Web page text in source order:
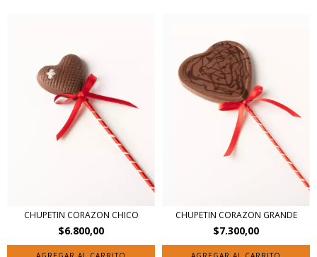
CHUPETIN CORAZON CHICO
$6.800,00
CHUPETIN CORAZON GRANDE
$7.300,00